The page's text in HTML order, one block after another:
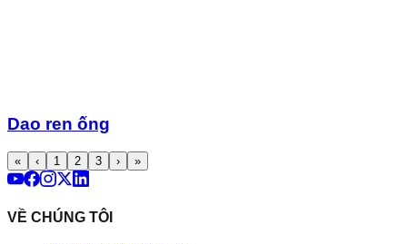
Dao ren ống
« ‹ 1 2 3 › »
VỀ CHÚNG TÔI